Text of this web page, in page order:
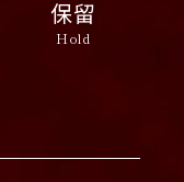
保留
Hold